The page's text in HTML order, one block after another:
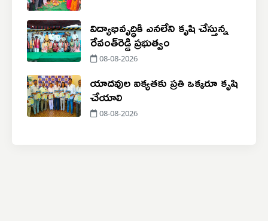
విద్యాభివృద్ధికి ఎనలేని కృషి చేస్తున్న
రేవంత్‌రెడ్డి ప్రభుత్వం
08-08-2026
యాదవుల ఐక్యతకు ప్రతి ఒక్కరూ కృషి
చేయాలి
08-08-2026